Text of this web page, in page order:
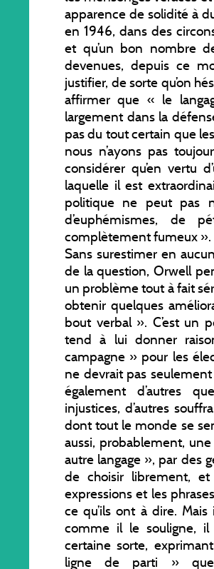
apparence de solidité à
en 1946, dans des
et qu’un bon nombre
devenues, depuis ce
justifier, de sorte qu’on
affirmer que « le
largement dans la
pas du tout certain que
nous n’ayons pas
considérer qu’en vertu
laquelle il est
politique ne peut pas
d’euphémismes, de
complètement fumeux ».
Sans surestimer en
de la question, Orwell
un problème tout à fait
obtenir quelques
bout verbal ». C’est un
tend à lui donner
campagne » pour les
ne devrait pas
également d’autres
injustices, d’autres
dont tout le monde se
aussi, probablement,
autre langage », par des
de choisir librement,
expressions et les
ce qu’ils ont à dire.
comme il le souligne, il
certaine sorte,
ligne de parti »